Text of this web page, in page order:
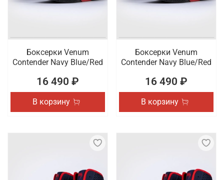
Боксерки Venum
Contender Navy Blue/Red
16 490 ₽
В корзину
Боксерки Venum
Contender Navy Blue/Red
16 490 ₽
В корзину